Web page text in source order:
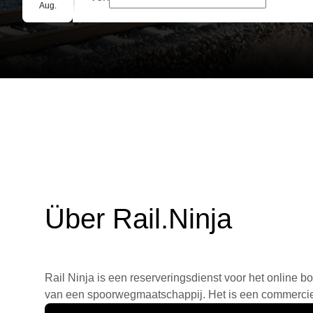
Aug.
Über Rail.Ninja
Rail Ninja is een reserveringsdienst voor het online
van een spoorwegmaatschappij. Het is een